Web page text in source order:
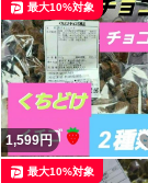
いいね！
1,599円
最大10%対象
最大10%対象